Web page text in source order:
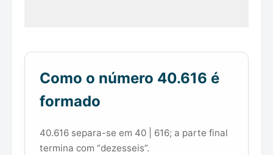
Como o número 40.616 é
formado
40.616 separa-se em 40 | 616; a parte final
termina com “dezesseis”.